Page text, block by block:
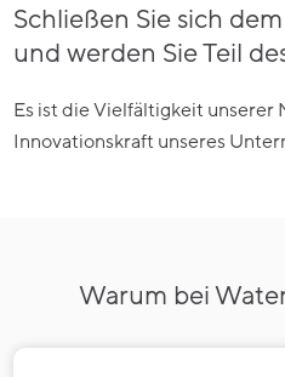
Schließen Sie sich
und werden Sie Teil
Es ist die Vielfältigkeit
Innovationskraft unseres
Warum bei